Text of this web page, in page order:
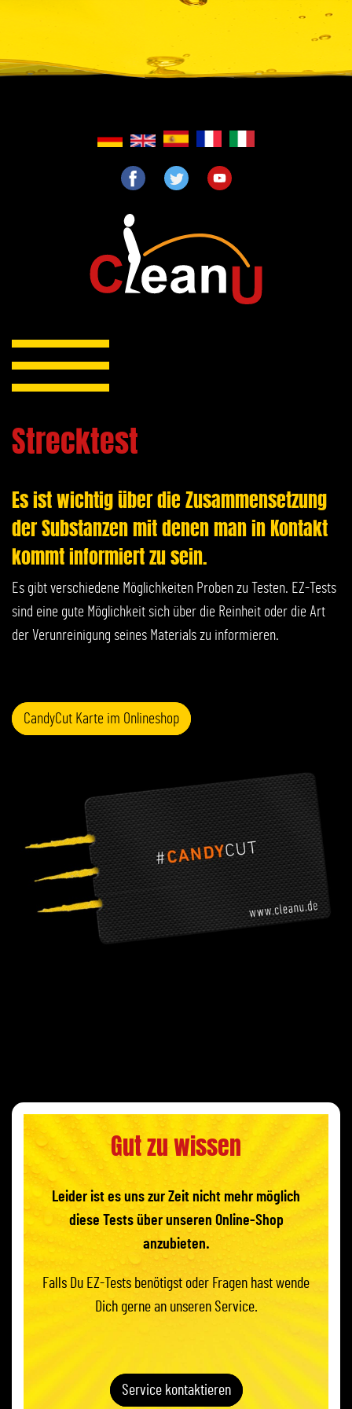
Inhalt
F T Y
Strecktest
Es ist wichtig über die Zusammensetzung
der Substanzen mit denen man in Kontakt
kommt informiert zu sein.
Es gibt verschiedene Möglichkeiten Proben zu Testen. EZ-Tests
sind eine gute Möglichkeit sich über die Reinheit oder die Art
der Verunreinigung seines Materials zu informieren.
CandyCut Karte im Onlineshop
Gut zu wissen
Leider ist es uns zur Zeit nicht mehr möglich
diese Tests über unseren Online-Shop
anzubieten.
Falls Du EZ-Tests benötigst oder Fragen hast wende
Dich gerne an unseren Service.
Service kontaktieren